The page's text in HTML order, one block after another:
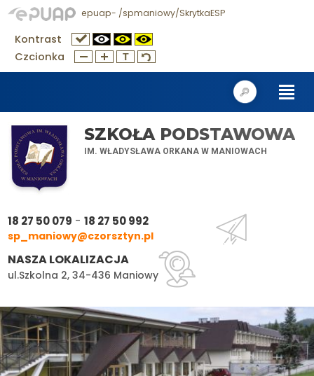
epuap- /spmaniowy/SkrytkaESP
Kontrast
Czcionka
SZKOŁA PODSTAWOWA
IM. WŁADYSŁAWA ORKANA W MANIOWACH
18 27 50 079 -18 27 50 992
sp_maniowy@czorsztyn.pl
NASZA LOKALIZACJA
ul.Szkolna 2, 34-436 Maniowy